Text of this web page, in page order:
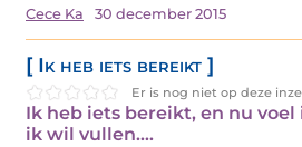
Cece Ka 30 december 2015
[ Ik heb iets bereikt ]
Er is nog niet op deze
Ik heb iets bereikt, en nu
ik wil vullen.…